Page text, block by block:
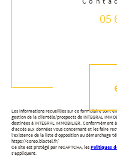
05
Les informations recueillies sur ce formulaire sont
gestion de la clientèle/prospects de INTEGRAL
destinées à INTEGRAL IMMOBILIER.
d'accès aux données vous concernant et les faire
l'existence de la liste d'opposition au démarchage
https://conso.bloctel.fr/
Ce site est protégé par reCAPTCHA, les Politiques
s'appliquent.